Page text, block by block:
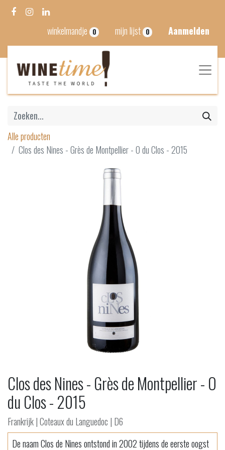
winkelmandje 0 mijn lijst 0 Aanmelden
Alle producten
Clos des Nines - Grès de Montpellier - O du Clos - 2015
Clos des Nines - Grès de Montpellier - O
du Clos - 2015
Frankrijk | Coteaux du Languedoc | D6
De naam Clos de Nines ontstond in 2002 tijdens de eerste oogst